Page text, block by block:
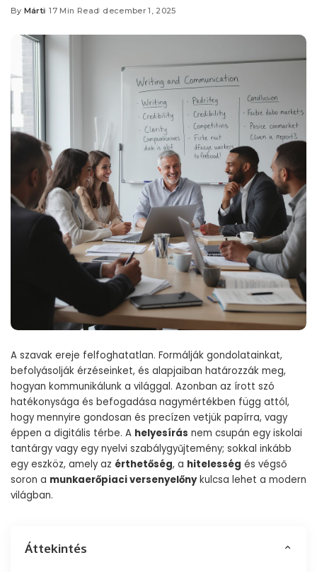
Posted
By Márti 17 Min Read december 1, 2025
A szavak ereje felfoghatatlan. Formálják gondolatainkat,
befolyásolják érzéseinket, és alapjaiban határozzák meg,
hogyan kommunikálunk a világgal. Azonban az írott szó
hatékonysága és befogadása nagymértékben függ attól,
hogy mennyire gondosan és precízen vetjük papírra, vagy
éppen a digitális térbe. A helyesírás nem csupán egy iskolai
tantárgy vagy egy nyelvi szabálygyűjtemény; sokkal inkább
egy eszköz, amely az érthetőség, a hitelesség és végső
soron a munkaerőpiaci versenyelőnykulcsa lehet a modern
világban.
Áttekintés